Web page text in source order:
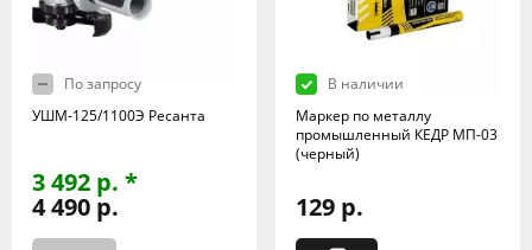
По запросу
УШМ-125/1100Э Ресанта
3 492 р. *
4 490 р.
В наличии
Маркер по металлу
промышленный КЕДР МП-03
(черный)
129 р.